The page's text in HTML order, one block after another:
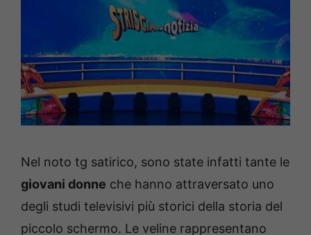
Nel noto tg satirico, sono state infatti tante le
giovani donne che hanno attraversato uno
degli studi televisivi più storici della storia del
piccolo schermo. Le veline rappresentano